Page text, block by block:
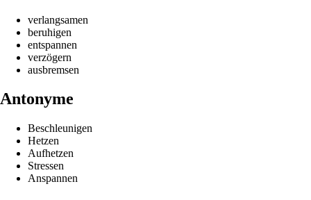
verlangsamen
beruhigen
entspannen
verzögern
ausbremsen
Antonyme
Beschleunigen
Hetzen
Aufhetzen
Stressen
Anspannen